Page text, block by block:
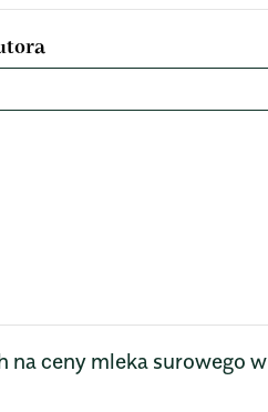
ceny mleka surowego w